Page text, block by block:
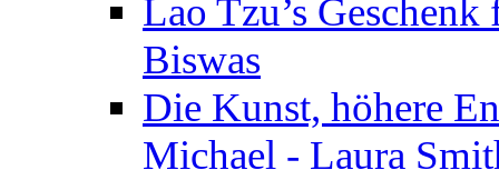
Lao Tzu’s
Biswas
Die Kunst, höhere
Michael - Laura